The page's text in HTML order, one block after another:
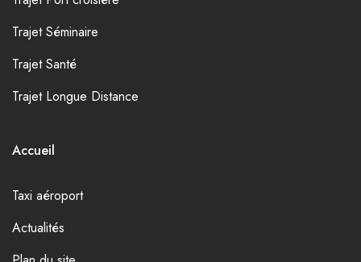
Trajet Séminaire
Trajet Santé
Trajet Longue Distance
Accueil
Taxi aéroport
Actualités